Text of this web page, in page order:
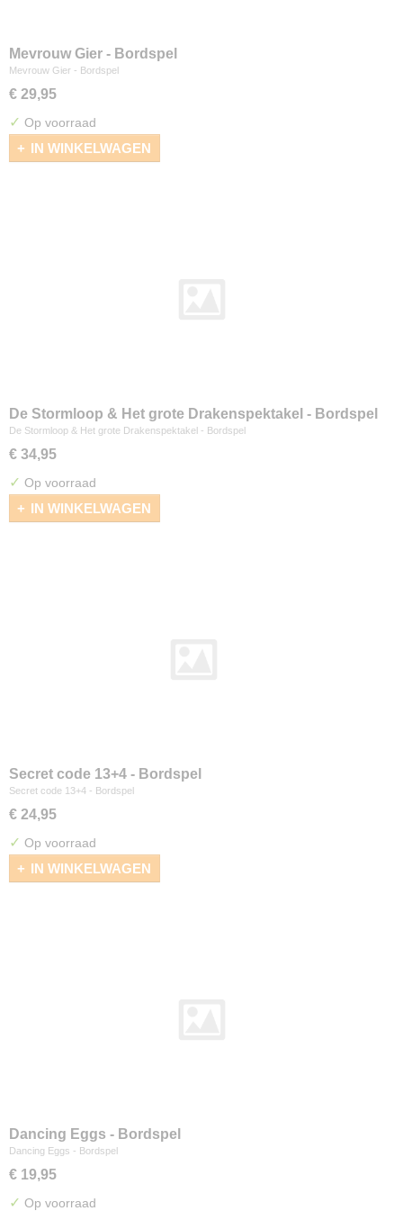
Mevrouw Gier - Bordspel
Mevrouw Gier - Bordspel
€ 29,95
✓ Op voorraad
IN WINKELWAGEN
De Stormloop & Het grote Drakenspektakel - Bordspel
De Stormloop & Het grote Drakenspektakel - Bordspel
€ 34,95
✓ Op voorraad
IN WINKELWAGEN
Secret code 13+4 - Bordspel
Secret code 13+4 - Bordspel
€ 24,95
✓ Op voorraad
IN WINKELWAGEN
Dancing Eggs - Bordspel
Dancing Eggs - Bordspel
€ 19,95
✓ Op voorraad